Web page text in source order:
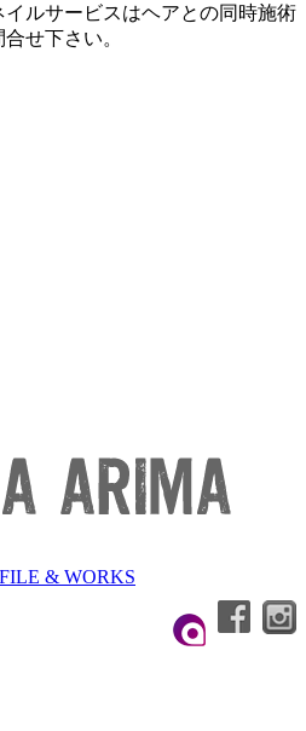
イルサービスはヘアとの同時施術
せ下さい。
& WORKS